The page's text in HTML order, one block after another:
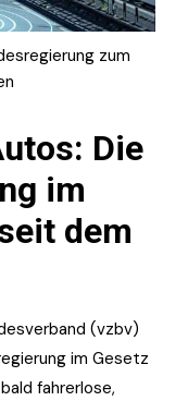
zum
Die
im
dem
(vzbv)
im Gesetz
fahrerlose,